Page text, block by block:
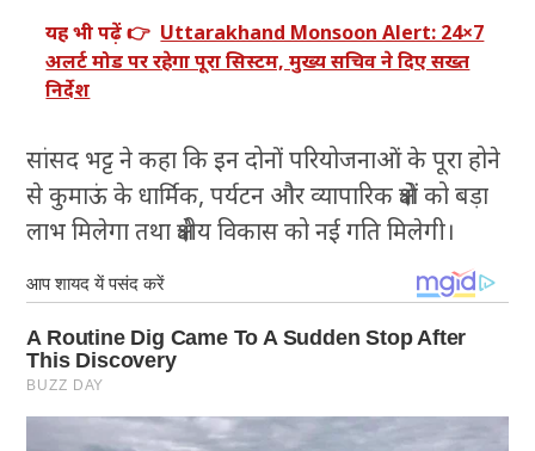
यह भी पढ़ें 👉 Uttarakhand Monsoon Alert: 24×7
अलर्ट मोड पर रहेगा पूरा सिस्टम, मुख्य सचिव ने दिए सख्त
निर्देश
सांसद भट्ट ने कहा कि इन दोनों परियोजनाओं के पूरा होने
से कुमाऊं के धार्मिक, पर्यटन और व्यापारिक क्षेत्रों को बड़ा
लाभ मिलेगा तथा क्षेत्रीय विकास को नई गति मिलेगी।